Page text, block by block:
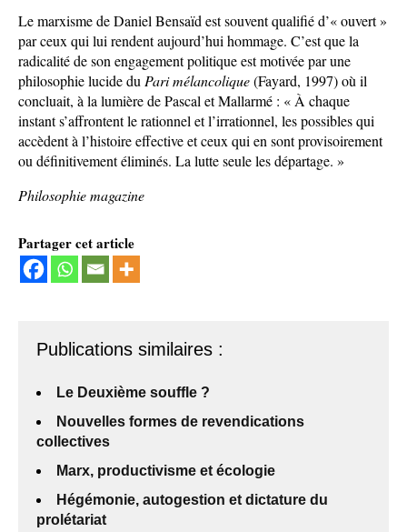
Le marxisme de Daniel Bensaïd est souvent qualifié d’« ouvert »
par ceux qui lui rendent aujourd’hui hommage. C’est que la
radicalité de son engagement politique est motivée par une
philosophie lucide du Pari mélancolique(Fayard, 1997) où il
concluait, à la lumière de Pascal et Mallarmé : « À chaque
instant s’affrontent le rationnel et l’irrationnel, les possibles qui
accèdent à l’histoire effective et ceux qui en sont provisoirement
ou définitivement éliminés. La lutte seule les départage. »
Philosophie magazine
Partager cet article
Publications similaires :
Le Deuxième souffle ?
Nouvelles formes de revendications
collectives
Marx, productivisme et écologie
Hégémonie, autogestion et dictature du
prolétariat